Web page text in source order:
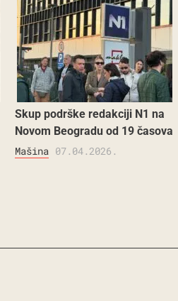
Skup podrške redakciji N1 na
Novom Beogradu od 19 časova
Mašina 07.04.2026.